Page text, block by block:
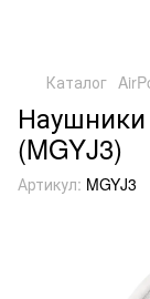
Каталог
Наушники
(MGYJ3)
Артикул: MGYJ3